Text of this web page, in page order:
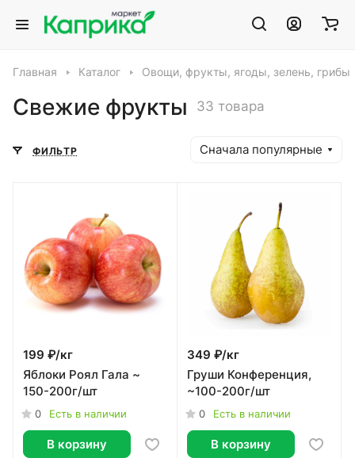
Главная Каталог Овощи, фрукты, ягоды, зелень, грибы
Свежие фрукты 33 товара
ФИЛЬТР Сначала популярные
199 ₽/кг
Яблоки Роял Гала ~
150-200г/шт
0 Есть в наличии
В корзину
349 ₽/кг
Груши Конференция,
~100-200г/шт
0 Есть в наличии
В корзину